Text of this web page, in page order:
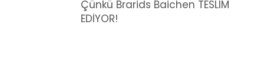
Çünkü Brarids Baichen TESLİM
EDİYOR!